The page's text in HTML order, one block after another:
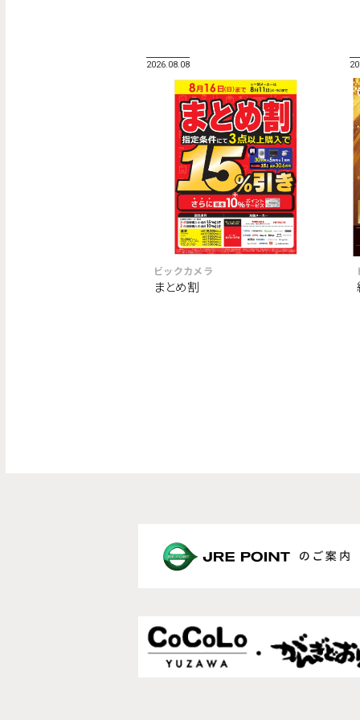
2026.08.08
ビックカメラ
まとめ割